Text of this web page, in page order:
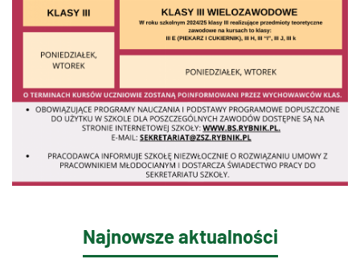
Najnowsze aktualności